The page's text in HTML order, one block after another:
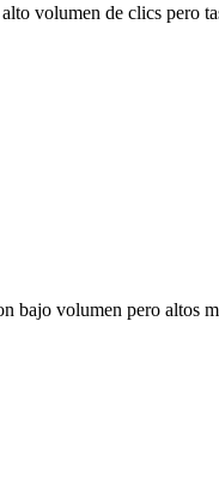
volumen de clics pero
bajo volumen pero altos